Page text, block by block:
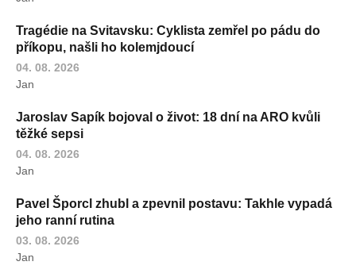
Tragédie na Svitavsku: Cyklista zemřel po pádu do
příkopu, našli ho kolemjdoucí
04. 08. 2026
Jan
Jaroslav Sapík bojoval o život: 18 dní na ARO kvůli
těžké sepsi
04. 08. 2026
Jan
Pavel Šporcl zhubl a zpevnil postavu: Takhle vypadá
jeho ranní rutina
03. 08. 2026
Jan